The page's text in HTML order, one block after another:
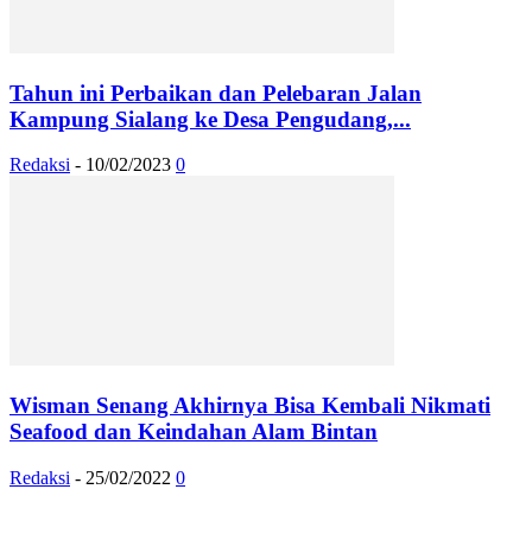
Tahun ini Perbaikan dan Pelebaran Jalan
Kampung Sialang ke Desa Pengudang,...
Redaksi - 10/02/2023 0
Wisman Senang Akhirnya Bisa Kembali Nikmati
Seafood dan Keindahan Alam Bintan
Redaksi - 25/02/2022 0